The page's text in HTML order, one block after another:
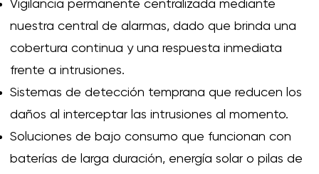
Vigilancia permanente centralizada mediante
nuestra central de alarmas, dado que brinda una
cobertura continua y una respuesta inmediata
frente a intrusiones.
Sistemas de detección temprana que reducen los
daños al interceptar las intrusiones al momento.
Soluciones de bajo consumo que funcionan con
baterías de larga duración, energía solar o pilas de